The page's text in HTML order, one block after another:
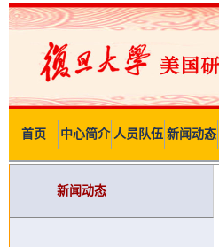
首页 中心简介 人员队伍 新闻动态
新闻动态